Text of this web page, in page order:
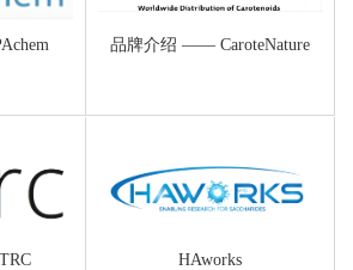
品牌介绍 —— CaroteNature
HAworks